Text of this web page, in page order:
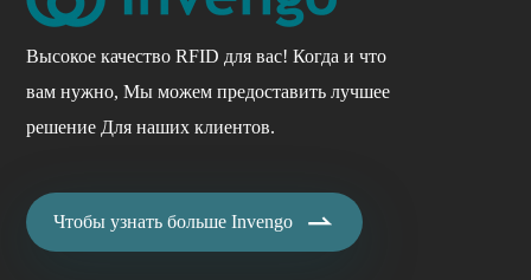
Высокое качество RFID для вас! Когда и что
вам нужно, Мы можем предоставить лучшее
решение Для наших клиентов.
Чтобы узнать больше Invengo 